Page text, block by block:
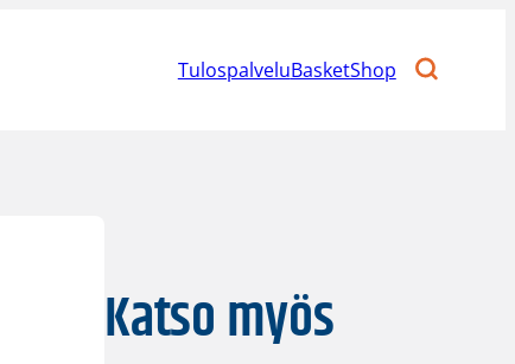
TulospalveluBasketShop
Katso myös